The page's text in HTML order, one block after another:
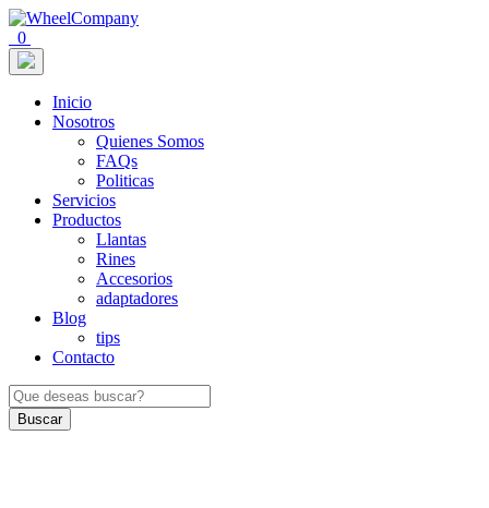
0
Inicio
Nosotros
Quienes Somos
FAQs
Politicas
Servicios
Productos
Llantas
Rines
Accesorios
adaptadores
Blog
tips
Contacto
Buscar